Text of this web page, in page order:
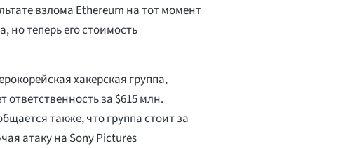
взлома Ethereum на тот момент
но теперь его стоимость
хакерская группа,
ответственность за $615 млн.
также, что группа стоит за
атаку на Sony Pictures